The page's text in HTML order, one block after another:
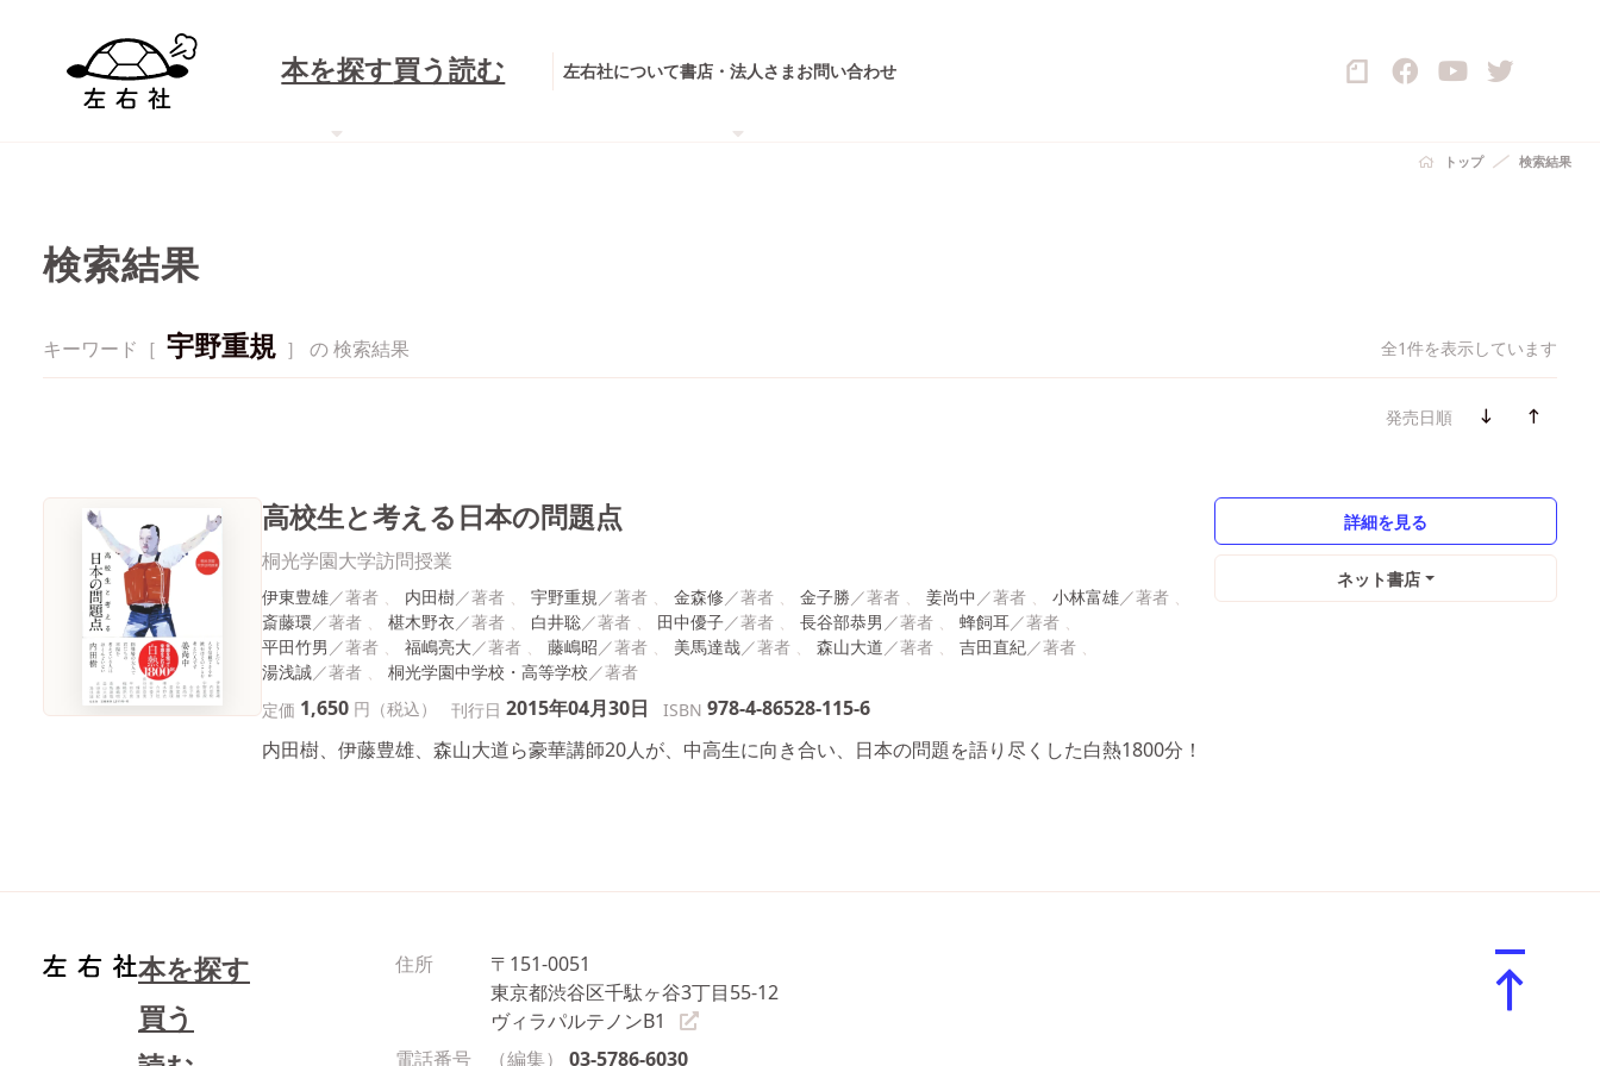
本を探す買う読む 左右社について書店・法人さまお問い合わせ
トップ 検索結果
検索結果
キーワード［ 宇野重規 ］ の 検索結果 全1件を表示しています
発売日順
高校生と考える日本の問題点
桐光学園大学訪問授業
伊東豊雄 内田樹 宇野重規 金森修 金子勝 姜尚中
小林富雄
斎藤環
椹木野衣 白井聡 田中優子 長谷部恭男
蜂飼耳
平田竹男
福嶋亮大 藤嶋昭 美馬達哉 森山大道
吉田直紀
湯浅誠
桐光学園中学校・高等学校
定価 1,650 円（税込） 刊行日 2015年04月30日 ISBN 978-4-86528-115-6
内田樹、伊藤豊雄、森山大道ら豪華講師20人が、中高生に向き合い、日本の問題を語り尽くした白熱1800分！
詳細を見る
ネット書店
本を探す
買う
住所
〒151-0051
東京都渋谷区千駄ヶ谷3丁目55-12
ヴィラパルテノンB1
電話番号
（編集） 03-5786-6030